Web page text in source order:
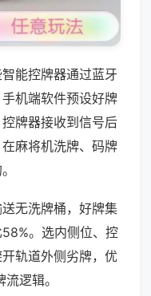
能控牌器通过蓝牙
机端软件预设好牌
牌器接收到信号后
麻将机洗牌、码牌
无洗牌桶，好牌集
。选内侧位、控
轨道外侧劣牌，优
逻辑。